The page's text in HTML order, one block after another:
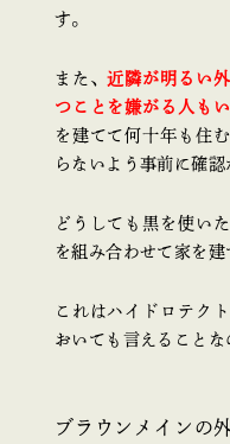
す。
また、近隣が明るい
つことを嫌がる人も
を建てて何十年も住
らないよう事前に確認
どうしても黒を使い
を組み合わせて家を建
これはハイドロテク
おいても言えることな
ブラウンメインの